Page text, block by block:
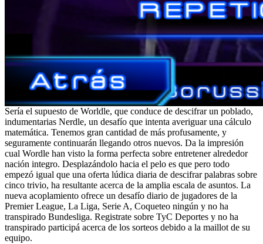
Serí­a el supuesto de Worldle, que conduce de descifrar un poblado,
indumentarias Nerdle, un desafío que intenta averiguar una cálculo
matemática. Tenemos gran cantidad de más profusamente, y
seguramente continuarán llegando otros nuevos. Da la impresión
cual Wordle han visto la forma perfecta sobre entretener alrededor
nación integro. Desplazándolo hacia el pelo es que pero todo
empezó igual que una oferta lúdica diaria de descifrar palabras sobre
cinco trivio, ha resultante acerca de la amplia escala de asuntos. La
nueva acoplamiento ofrece un desafío diario de jugadores de la
Premier League, La Liga, Serie A, Coqueteo ningún y no ha
transpirado Bundesliga. Registrate sobre TyC Deportes y no ha
transpirado participá acerca de los sorteos debido a la maillot de su
equipo.